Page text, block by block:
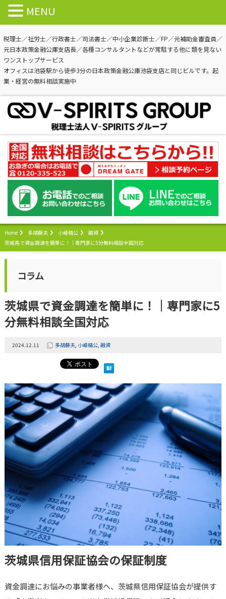
税理士／社労士／行政書士／司法書士／中小企業診断士／FP／元補助金審査員／
元日本政策金融公庫支店長／各種コンサルタントなどが常駐する他に類を見ない
ワンストップサービス
オフィスは池袋駅から徒歩3分の日本政策金融公庫池袋支店と同じビルです。起
業・経営の無料相談実施中
Home 多胡藤夫 小峰精公
融資
茨城県で資金調達を簡単に！｜専門家に5分無料相談全国対応
コラム
茨城県で資金調達を簡単に！｜専門家に5
分無料相談全国対応
2024.12.11 多胡藤夫, 小峰精公, 融資
茨城県信用保証協会の保証制度
資金調達にお悩みの事業者様へ、茨城県信用保証協会が提供す
MENU